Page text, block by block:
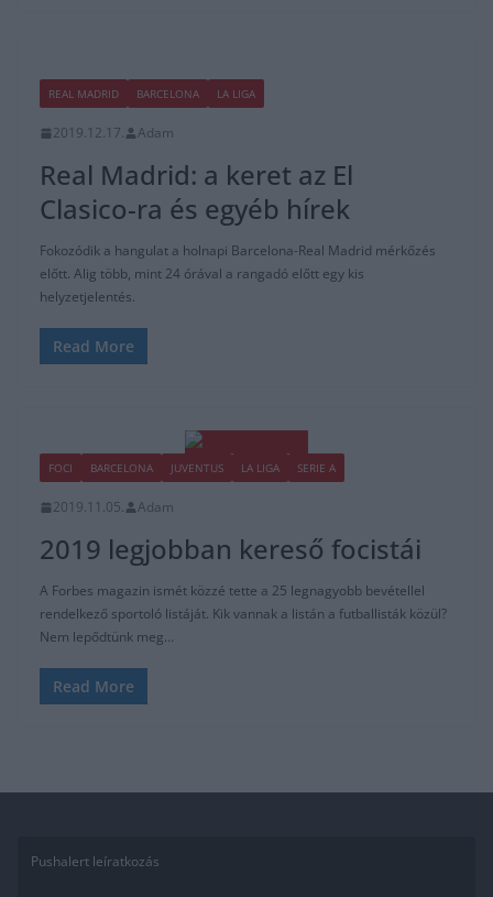
REAL MADRID BARCELONA LA LIGA
2019.12.17. Adam
Real Madrid: a keret az El
Clasico-ra és egyéb hírek
Fokozódik a hangulat a holnapi Barcelona-Real Madrid mérkőzés
előtt. Alig több, mint 24 órával a rangadó előtt egy kis
helyzetjelentés.
Read More
FOCI BARCELONA JUVENTUS LA LIGA SERIE A
2019.11.05. Adam
2019 legjobban kereső focistái
A Forbes magazin ismét közzé tette a 25 legnagyobb bevétellel
rendelkező sportoló listáját. Kik vannak a listán a futballisták közül?
Nem lepődtünk meg…
Read More
Pushalert leíratkozás